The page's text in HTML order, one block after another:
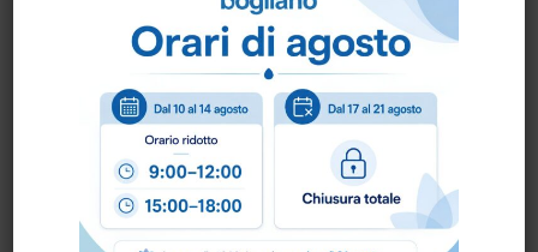
Come ordinare?
Puoi ordinare chiamando al0172 478161oppure
scrivendo una mail ainfo@bogliano.it.
Per ogni informazione siamo a disposizione.
COLORE:BLU,GENERICA,GRIGIO,ROSSO